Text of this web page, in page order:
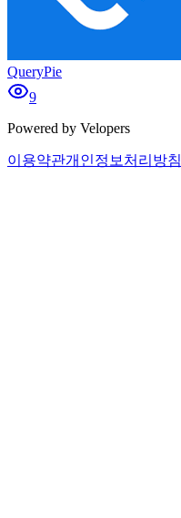
QueryPie
9
Powered by Velopers
이용약관개인정보처리방침